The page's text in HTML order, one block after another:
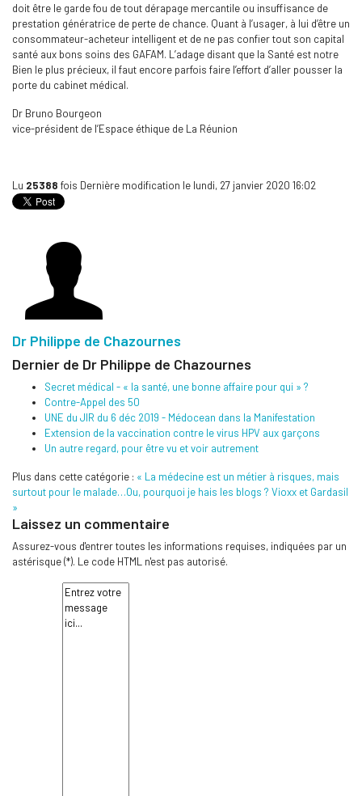
doit être le garde fou de tout dérapage mercantile ou insuffisance de
prestation génératrice de perte de chance. Quant à l’usager, à lui d’être un
consommateur-acheteur intelligent et de ne pas confier tout son capital
santé aux bons soins des GAFAM. L’adage disant que la Santé est notre
Bien le plus précieux, il faut encore parfois faire l’effort d’aller pousser la
porte du cabinet médical.
Dr Bruno Bourgeon
vice-président de l’Espace éthique de La Réunion
Lu 25388 fois Dernière modification le lundi, 27 janvier 2020 16:02
Dr Philippe de Chazournes
Dernier de Dr Philippe de Chazournes
Secret médical - « la santé, une bonne affaire pour qui » ?
Contre-Appel des 50
UNE du JIR du 6 déc 2019 - Médocean dans la Manifestation
Extension de la vaccination contre le virus HPV aux garçons
Un autre regard, pour être vu et voir autrement
Plus dans cette catégorie : « La médecine est un métier à risques, mais
surtout pour le malade…Ou, pourquoi je hais les blogs ? Vioxx et Gardasil
»
Laissez un commentaire
Assurez-vous d'entrer toutes les informations requises, indiquées par un
astérisque (*). Le code HTML n'est pas autorisé.